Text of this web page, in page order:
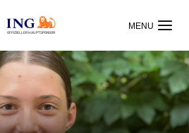
OFFIZIELLER HAUPTSPONSOR